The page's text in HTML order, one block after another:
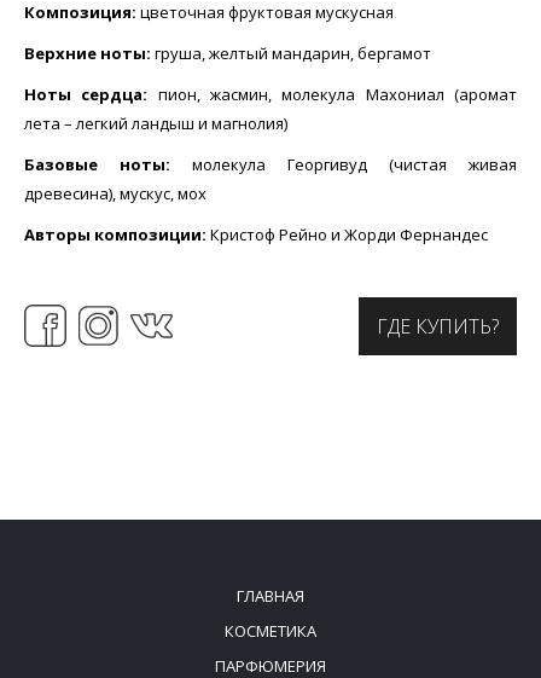
Композиция: цветочная фруктовая мускусная
Верхние ноты: груша, желтый мандарин, бергамот
Ноты сердца: пион, жасмин, молекула Махониал (аромат
лета – легкий ландыш и магнолия)
Базовые ноты: молекула Георгивуд (чистая живая
древесина), мускус, мох
Авторы композиции: Кристоф Рейно и Жорди Фернандес
ГДЕ КУПИТЬ?
ГЛАВНАЯ
КОСМЕТИКА
ПАРФЮМЕРИЯ